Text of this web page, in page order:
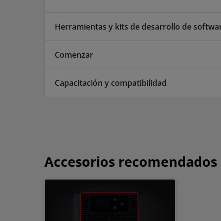
Herramientas y kits de desarrollo de
Comenzar
Capacitación y compatibilidad
Accesorios recomendados